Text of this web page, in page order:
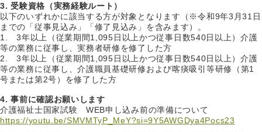
3. 受験資格（実務経験ルート）
以下のいずれかに該当する方が対象となります（※令和9年3月31日
までの「従事見込み」「修了見込み」を含みます）。
1. 3年以上（従業期間1,095日以上かつ従事日数540日以上）介護
等の業務に従事し、実務者研修を修了した方
2. 3年以上（従業期間1,095日以上かつ従事日数540日以上）介護
等の業務に従事し、介護職員基礎研修および喀痰吸引等研修（第1
号または第2号）を修了した方
4. 事前に確認お願いします
介護福祉士国家試験 WEB申し込み前の準備について
https://youtu.be/SMVMTyP_MeY?si=9Y5AWGDya4Pocs23